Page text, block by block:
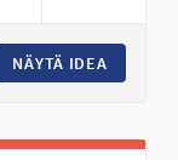
NÄYTÄ IDEA